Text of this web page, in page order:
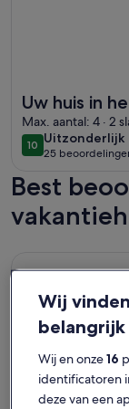
Uw huis in
Max. aantal: 4 · 2
1010 op 10
Uitzonderlijk
uitzonderlijk
25
(25
Best
Meer informatie
Wij
belangrijk
Wij en onze16
identificatoren
deze van een